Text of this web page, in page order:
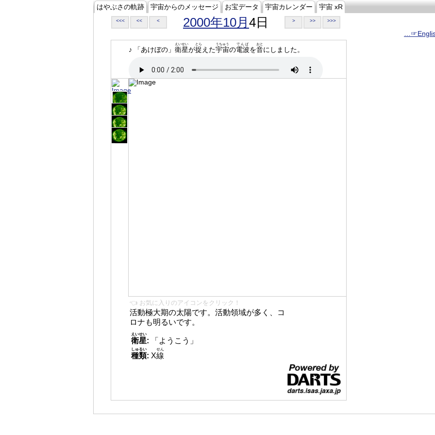
はやぶさの軌跡 宇宙からのメッセージ お宝データ 宇宙カレンダー 宇宙 xR
<<< << < 2000年10月 4日 > >> >>>
♪ 「あけぼの」 衛星
えいせい
が捉
とら
えた宇宙
うちゅう
の電波
でんぱ
を音
おと
にしました。
👈 お気に入りのアイコンをクリック！
活動極大期の太陽です。活動領域が多く、コ
ロナも明るいです。
衛星
えいせい
:
「ようこう」
種類
しゅるい
: X線
せん